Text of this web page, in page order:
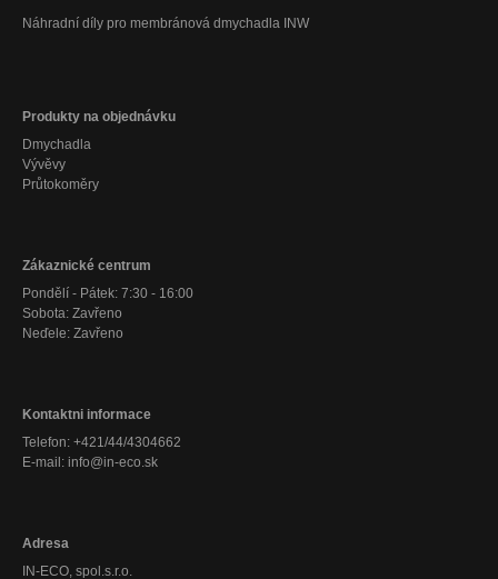
Náhradní díly pro membránová dmychadla INW
Produkty na objednávku
Dmychadla
Vývěvy
Průtokoměry
Zákaznické centrum
Pondělí - Pátek: 7:30 - 16:00
Sobota: Zavřeno
Neďele: Zavřeno
Kontaktni informace
Telefon: +421/44/4304662
E-mail: info@in-eco.sk
Adresa
IN-ECO, spol.s.r.o.